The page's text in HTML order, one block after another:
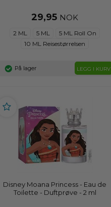
29,95 NOK
2 ML 5 ML
5 ML Roll On
10 ML Reisestørrelsen
På lager LEGG I KURV
Disney Moana Princess - Eau de
Toilette - Duftprøve - 2 ml